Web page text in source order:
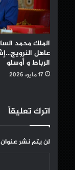
الملك محمد
عاهل
الرباط و أوسلو
17 مايو، 2026
اترك تعليقاً
لن يتم نشر عنوان